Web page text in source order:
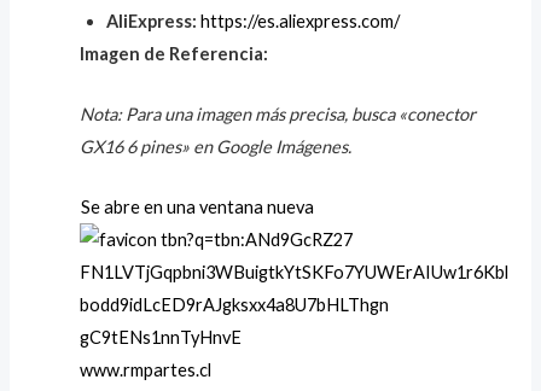
AliExpress: https://es.aliexpress.com/
Imagen de Referencia:
Nota: Para una imagen más precisa, busca «conector
GX16 6 pines» en Google Imágenes.
Se abre en una ventana nueva
www.rmpartes.cl